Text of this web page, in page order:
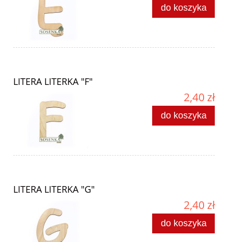
do koszyka
LITERA LITERKA "F"
2,40 zł
do koszyka
LITERA LITERKA "G"
2,40 zł
do koszyka